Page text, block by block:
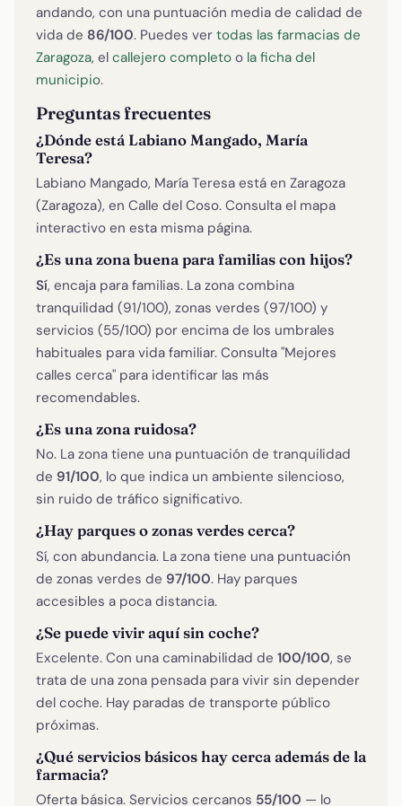
andando, con una puntuación media de calidad de
vida de 86/100. Puedes ver todas las farmacias de
Zaragoza, el callejero completo o la ficha del
municipio.
Preguntas frecuentes
¿Dónde está Labiano Mangado, María
Teresa?
Labiano Mangado, María Teresa está en Zaragoza
(Zaragoza), en Calle del Coso. Consulta el mapa
interactivo en esta misma página.
¿Es una zona buena para familias con hijos?
Sí, encaja para familias. La zona combina
tranquilidad (91/100), zonas verdes (97/100) y
servicios (55/100) por encima de los umbrales
habituales para vida familiar. Consulta "Mejores
calles cerca" para identificar las más
recomendables.
¿Es una zona ruidosa?
No. La zona tiene una puntuación de tranquilidad
de 91/100, lo que indica un ambiente silencioso,
sin ruido de tráfico significativo.
¿Hay parques o zonas verdes cerca?
Sí, con abundancia. La zona tiene una puntuación
de zonas verdes de 97/100. Hay parques
accesibles a poca distancia.
¿Se puede vivir aquí sin coche?
Excelente. Con una caminabilidad de 100/100, se
trata de una zona pensada para vivir sin depender
del coche. Hay paradas de transporte público
próximas.
¿Qué servicios básicos hay cerca además de la
farmacia?
Oferta básica. Servicios cercanos 55/100 — lo